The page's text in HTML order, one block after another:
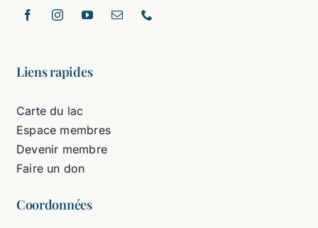
Liens rapides
Carte du lac
Espace membres
Devenir membre
Faire un don
Coordonnées